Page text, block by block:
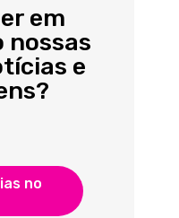
em
nossas
e
no